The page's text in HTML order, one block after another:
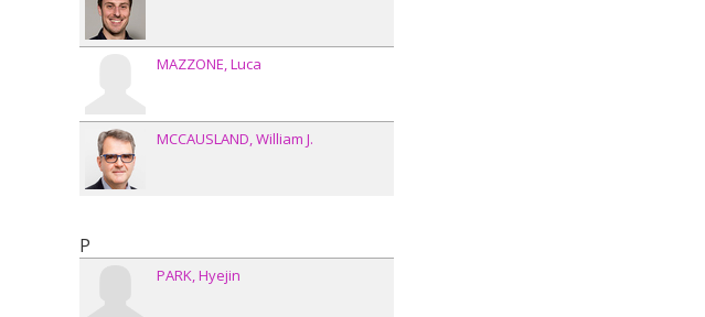
MAZZONE Luca
MCCAUSLAND William J.
P
PARK Hyejin